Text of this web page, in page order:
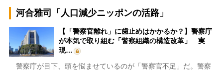
河合雅司「人口減少ニッポンの活路」
【「警察官離れ」に歯止めはかかるか？】警察庁
が本気で取り組む「警察組織の構造改革」 実
現…
警察庁が目下、頭を悩ませているのが「警察官不足」だ。警察